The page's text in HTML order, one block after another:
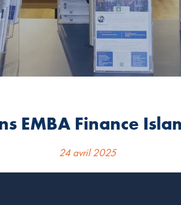
EMBA Finance
24 avril 2025